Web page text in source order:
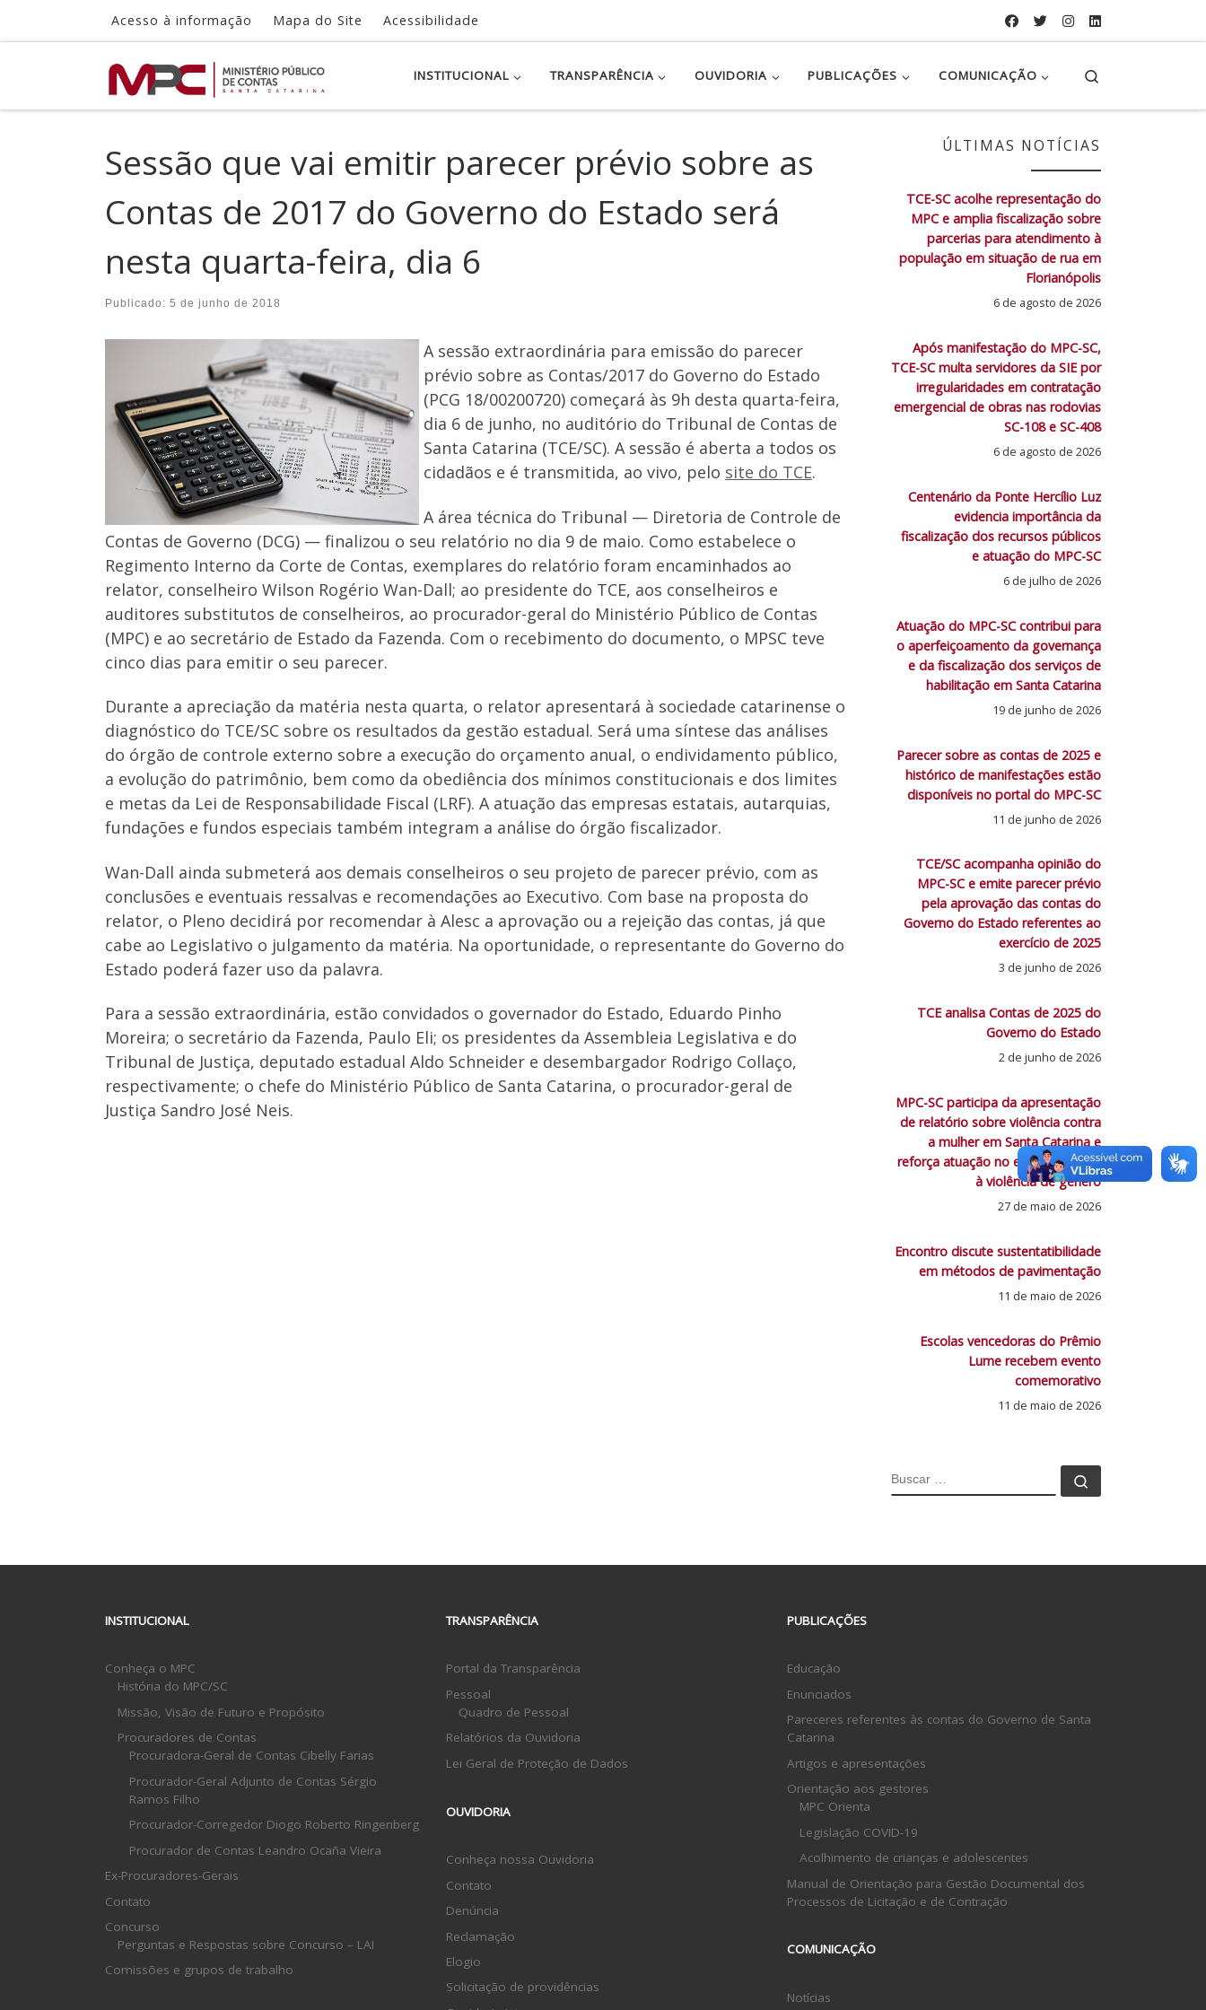
Skip to contentAcesso à informação Mapa do Site Acessibilidade
INSTITUCIONAL TRANSPARÊNCIA OUVIDORIA PUBLICAÇÕES COMUNICAÇÃO
Sessão que vai emitir parecer prévio sobre as
Contas de 2017 do Governo do Estado será
nesta quarta-feira, dia 6
Publicado: 5 de junho de 2018
A sessão extraordinária para emissão do parecer
prévio sobre as Contas/2017 do Governo do Estado
(PCG 18/00200720) começará às 9h desta quarta-feira,
dia 6 de junho, no auditório do Tribunal de Contas de
Santa Catarina (TCE/SC). A sessão é aberta a todos os
cidadãos e é transmitida, ao vivo, pelo site do TCE.
A área técnica do Tribunal — Diretoria de Controle de
Contas de Governo (DCG) — finalizou o seu relatório no dia 9 de maio. Como estabelece o
Regimento Interno da Corte de Contas, exemplares do relatório foram encaminhados ao
relator, conselheiro Wilson Rogério Wan-Dall; ao presidente do TCE, aos conselheiros e
auditores substitutos de conselheiros, ao procurador-geral do Ministério Público de Contas
(MPC) e ao secretário de Estado da Fazenda. Com o recebimento do documento, o MPSC teve
cinco dias para emitir o seu parecer.
Durante a apreciação da matéria nesta quarta, o relator apresentará à sociedade catarinense o
diagnóstico do TCE/SC sobre os resultados da gestão estadual. Será uma síntese das análises
do órgão de controle externo sobre a execução do orçamento anual, o endividamento público,
a evolução do patrimônio, bem como da obediência dos mínimos constitucionais e dos limites
e metas da Lei de Responsabilidade Fiscal (LRF). A atuação das empresas estatais, autarquias,
fundações e fundos especiais também integram a análise do órgão fiscalizador.
Wan-Dall ainda submeterá aos demais conselheiros o seu projeto de parecer prévio, com as
conclusões e eventuais ressalvas e recomendações ao Executivo. Com base na proposta do
relator, o Pleno decidirá por recomendar à Alesc a aprovação ou a rejeição das contas, já que
cabe ao Legislativo o julgamento da matéria. Na oportunidade, o representante do Governo do
Estado poderá fazer uso da palavra.
Para a sessão extraordinária, estão convidados o governador do Estado, Eduardo Pinho
Moreira; o secretário da Fazenda, Paulo Eli; os presidentes da Assembleia Legislativa e do
Tribunal de Justiça, deputado estadual Aldo Schneider e desembargador Rodrigo Collaço,
respectivamente; o chefe do Ministério Público de Santa Catarina, o procurador-geral de
Justiça Sandro José Neis.
ÚLTIMAS NOTÍCIAS
TCE-SC acolhe representação do
MPC e amplia fiscalização sobre
parcerias para atendimento à
população em situação de rua em
Florianópolis
6 de agosto de 2026
Após manifestação do MPC-SC,
TCE-SC multa servidores da SIE por
irregularidades em contratação
emergencial de obras nas rodovias
SC-108 e SC-408
6 de agosto de 2026
Centenário da Ponte Hercílio Luz
evidencia importância da
fiscalização dos recursos públicos
e atuação do MPC-SC
6 de julho de 2026
Atuação do MPC-SC contribui para
o aperfeiçoamento da governança
e da fiscalização dos serviços de
habilitação em Santa Catarina
19 de junho de 2026
Parecer sobre as contas de 2025 e
histórico de manifestações estão
disponíveis no portal do MPC-SC
11 de junho de 2026
TCE/SC acompanha opinião do
MPC-SC e emite parecer prévio
pela aprovação das contas do
Governo do Estado referentes ao
exercício de 2025
3 de junho de 2026
TCE analisa Contas de 2025 do
Governo do Estado
2 de junho de 2026
MPC-SC participa da apresentação
de relatório sobre violência contra
a mulher em Santa Catarina e
reforça atuação no enfrentamento
à violência de gênero
27 de maio de 2026
Encontro discute sustentatibilidade
em métodos de pavimentação
11 de maio de 2026
Escolas vencedoras do Prêmio
Lume recebem evento
comemorativo
11 de maio de 2026
BUSCAR
INSTITUCIONAL
Conheça o MPC
História do MPC/SC
Missão, Visão de Futuro e Propósito
Procuradores de Contas
Procuradora-Geral de Contas Cibelly Farias
Procurador-Geral Adjunto de Contas Sérgio
Ramos Filho
Procurador-Corregedor Diogo Roberto Ringenberg
Procurador de Contas Leandro Ocaña Vieira
Ex-Procuradores-Gerais
Contato
Concurso
Perguntas e Respostas sobre Concurso – LAI
Comissões e grupos de trabalho
TRANSPARÊNCIA
Portal da Transparência
Pessoal
Quadro de Pessoal
Relatórios da Ouvidoria
Lei Geral de Proteção de Dados
OUVIDORIA
Conheça nossa Ouvidoria
Contato
Denúncia
Reclamação
Elogio
Solicitação de providências
PUBLICAÇÕES
Educação
Enunciados
Pareceres referentes às contas do Governo de Santa
Catarina
Artigos e apresentações
Orientação aos gestores
MPC Orienta
Legislação COVID-19
Acolhimento de crianças e adolescentes
Manual de Orientação para Gestão Documental dos
Processos de Licitação e de Contração
COMUNICAÇÃO
Notícias